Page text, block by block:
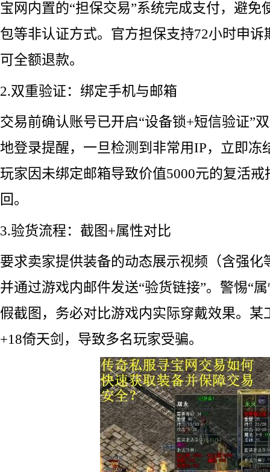
宝网内置的“担保交易”系统完成支付，避免
包等非认证方式。官方担保支持72小时申
可全额退款。
2.双重验证：绑定手机与邮箱
交易前确认账号已开启“设备锁+短信验证”
地登录提醒，一旦检测到非常用IP，立即冻
玩家因未绑定邮箱导致价值5000元的复活
回。
3.验货流程：截图+属性对比
要求卖家提供装备的动态展示视频（含强化
并通过游戏内邮件发送“验货链接”。警惕“
假截图，务必对比游戏内实际穿戴效果。某
+18倚天剑，导致多名玩家受骗。